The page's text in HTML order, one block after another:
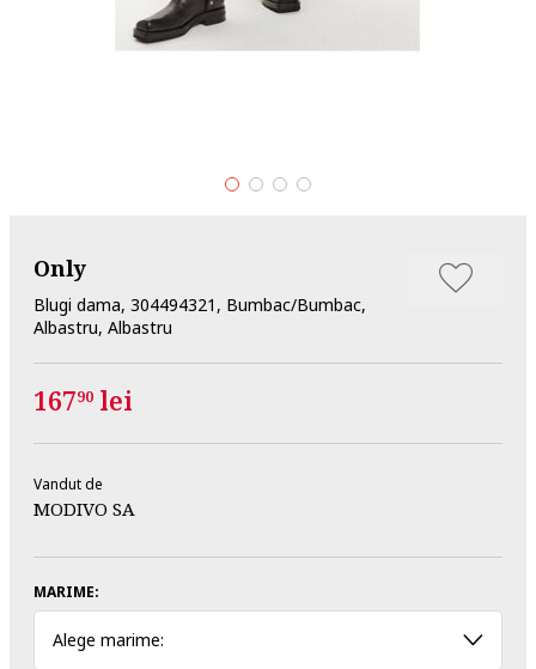
Only
Blugi dama, 304494321, Bumbac/Bumbac,
Albastru, Albastru
16790 lei
Vandut de
MODIVO SA
MARIME:
Alege marime: